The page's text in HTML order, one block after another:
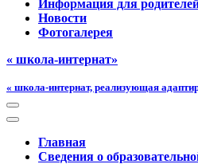
Информация для
Новости
Фотогалерея
« школа-интернат»
« школа-интернат, реализующая
Меню
навигации
Меню
навигацииГлавная
Сведения о